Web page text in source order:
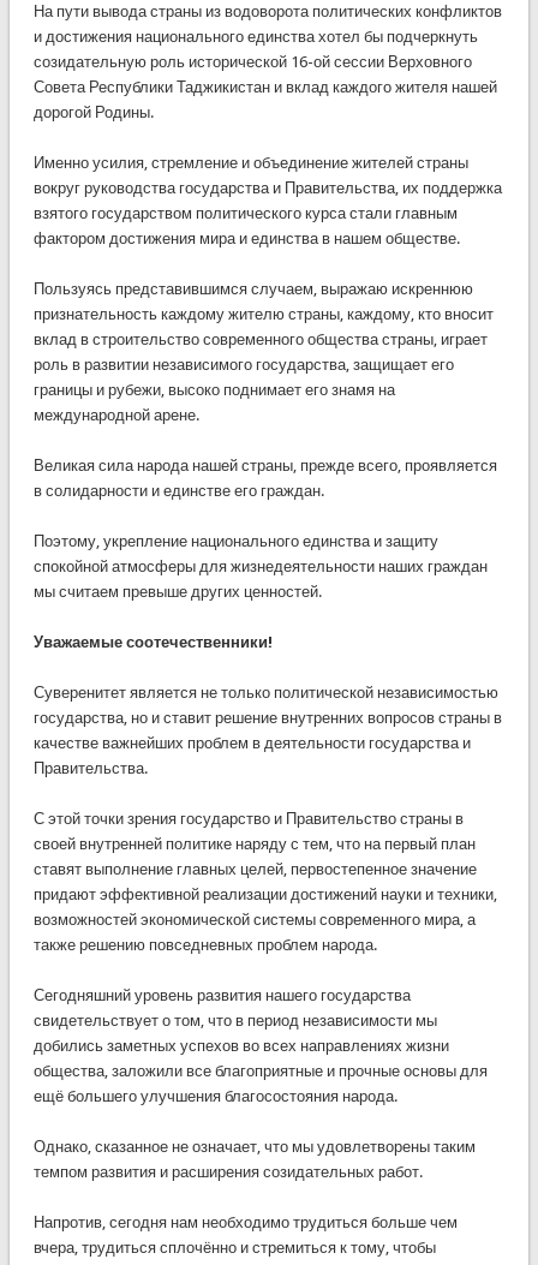
На пути вывода страны из водоворота политических конфликтов
и достижения национального единства хотел бы подчеркнуть
созидательную роль исторической 16-ой сессии Верховного
Совета Республики Таджикистан и вклад каждого жителя нашей
дорогой Родины.
Именно усилия, стремление и объединение жителей страны
вокруг руководства государства и Правительства, их поддержка
взятого государством политического курса стали главным
фактором достижения мира и единства в нашем обществе.
Пользуясь представившимся случаем, выражаю искреннюю
признательность каждому жителю страны, каждому, кто вносит
вклад в строительство современного общества страны, играет
роль в развитии независимого государства, защищает его
границы и рубежи, высоко поднимает его знамя на
международной арене.
Великая сила народа нашей страны, прежде всего, проявляется
в солидарности и единстве его граждан.
Поэтому, укрепление национального единства и защиту
спокойной атмосферы для жизнедеятельности наших граждан
мы считаем превыше других ценностей.
Уважаемые соотечественники!
Суверенитет является не только политической независимостью
государства, но и ставит решение внутренних вопросов страны в
качестве важнейших проблем в деятельности государства и
Правительства.
С этой точки зрения государство и Правительство страны в
своей внутренней политике наряду с тем, что на первый план
ставят выполнение главных целей, первостепенное значение
придают эффективной реализации достижений науки и техники,
возможностей экономической системы современного мира, а
также решению повседневных проблем народа.
Сегодняшний уровень развития нашего государства
свидетельствует о том, что в период независимости мы
добились заметных успехов во всех направлениях жизни
общества, заложили все благоприятные и прочные основы для
ещё большего улучшения благосостояния народа.
Однако, сказанное не означает, что мы удовлетворены таким
темпом развития и расширения созидательных работ.
Напротив, сегодня нам необходимо трудиться больше чем
вчера, трудиться сплочённо и стремиться к тому, чтобы